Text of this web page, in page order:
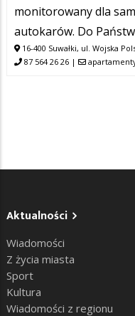
monitorowany dla
autokarów. Do
16-400 Suwałki, ul. Wojska
87 564 26 26 |
Aktualności
Wiadomości
Z życia miasta
Sport
Kultura
Wiadomości z regionu